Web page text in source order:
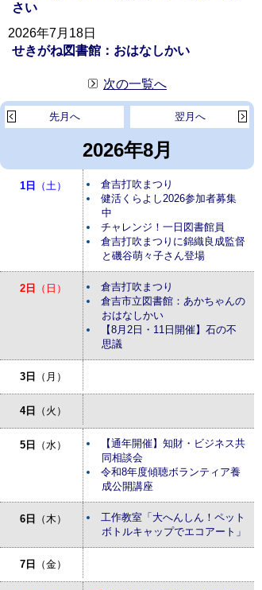
さい
2026年7月18日
せきがね図書館：おはなしかい
次の一覧へ
2026年8月
翌月へ
先月へ
1日 （土）
倉吉打吹まつり
健活くらよし2026参加者募集
中
チャレンジ！一日図書館員
倉吉打吹まつりに錦織良成監督
と磯谷萌々子さん登場
2日 （日）
倉吉打吹まつり
倉吉市立図書館：あかちゃんの
おはなしかい
【8月2日・11日開催】石の不
思議
3日 （月）
4日 （火）
5日 （水）
【通年開催】知財・ビジネス共
同相談会
令和8年度傾聴ボランティア養
成公開講座
6日 （木）
工作教室「大へんしん！ペット
ボトルキャップでエコアート」
7日 （金）